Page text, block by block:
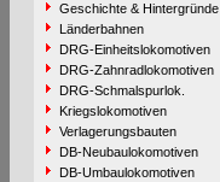
Geschichte & Hintergründe
Länderbahnen
DRG-Einheitslokomotiven
DRG-Zahnradlokomotiven
DRG-Schmalspurlok.
Kriegslokomotiven
Verlagerungsbauten
DB-Neubaulokomotiven
DB-Umbaulokomotiven